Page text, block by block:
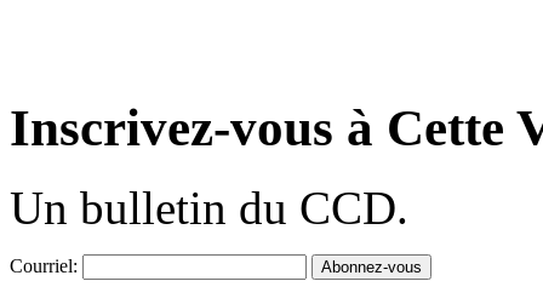
Inscrivez-vous à Cette
Un bulletin du CCD.
Courriel: